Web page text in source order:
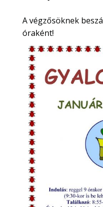
A végzősöknek
óraként!